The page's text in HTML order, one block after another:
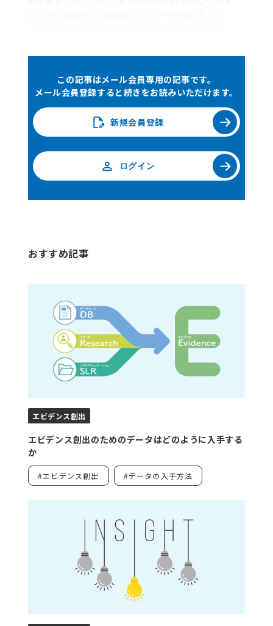
剤・エリスロポエチン製剤の検討が必要になります。
それでもなお改善が見込めない場合、やむを得ず用量
減量、休薬・延期、レジメン変更、中止などの治療変
更に至ることがあります。これらの介入や治療変更は
相対用量強度（Relative Dose Intensity）低下の一
因となり、有効性に影響する可能性があります。した
がって、血液毒性は単なる検査値異常ではなく、治療
戦略全体に関わる重要な判断材料です。
この記事はメール会員専用の記事です。
メール会員登録すると続きをお読みいただけます。
新規会員登録
ログイン
おすすめ記事
エビデンス創出
エビデンス創出のためのデータはどのように入手する
か
#エビデンス創出 #データの入手方法